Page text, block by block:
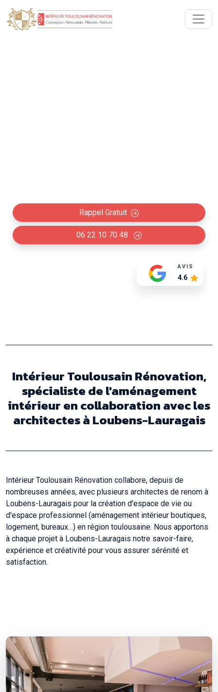
Rappel Gratuit
06 22 10 70 48
AVIS
4.6
Intérieur Toulousain Rénovation,
spécialiste de l'aménagement
intérieur en collaboration avec les
architectes à Loubens-Lauragais
Intérieur Toulousain Rénovation collabore, depuis de
nombreuses années, avec plusieurs architectes de renom à
Loubens-Lauragais pour la création d'espace de vie ou
d'espace professionnel (aménagement intérieur boutiques,
logement, bureaux…) en région toulousaine. Nous apportons
à chaque projet à Loubens-Lauragais notre savoir-faire,
expérience et créativité pour vous assurer sérénité et
satisfaction.